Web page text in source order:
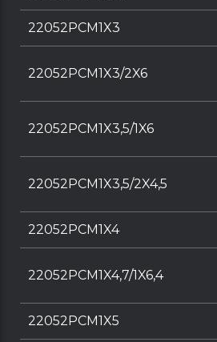
22052PCM1X3
22052PCM1X3/2X6
22052PCM1X3,5/1X6
22052PCM1X3,5/2X4,5
22052PCM1X4
22052PCM1X4,7/1X6,4
22052PCM1X5